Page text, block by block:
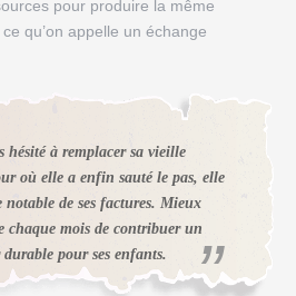
pour produire la même
qu’on appelle un échange
hésité à remplacer sa vieille
où elle a enfin sauté le pas, elle
notable de ses factures. Mieux
chaque mois de contribuer un
pour ses enfants.